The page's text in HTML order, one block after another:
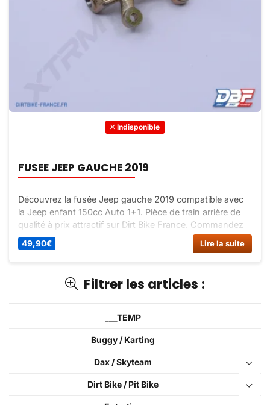
Filtrer les articles :
___TEMP
Buggy / Karting
Dax / Skyteam
Dirt Bike / Pit Bike
Indisponible
FUSEE JEEP GAUCHE 2019
Découvrez la fusée Jeep gauche 2019 compatible avec
la Jeep enfant 150cc Auto 1+1. Pièce de train arrière de
qualité à prix attractif sur Dirt Bike France. Commandez
dès maintenant !
49,90€ Lire la suite